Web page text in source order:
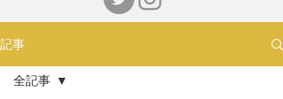
記事
全記事